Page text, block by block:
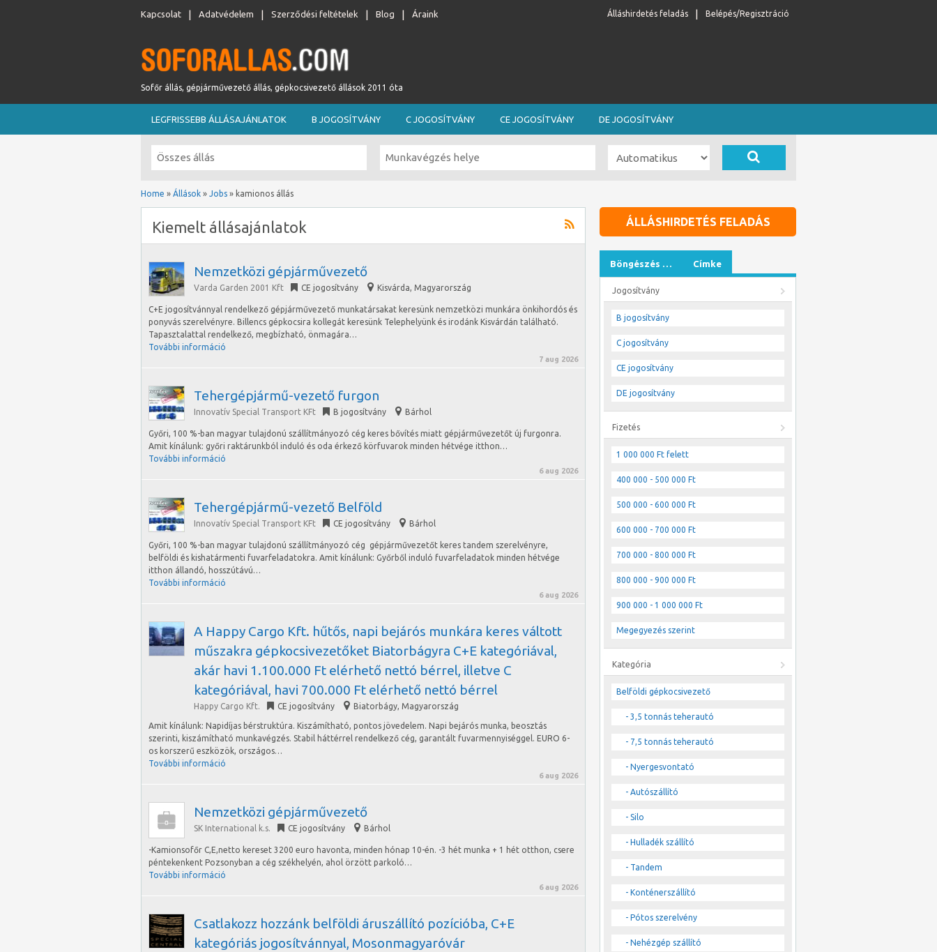
Kapcsolat Adatvédelem Szerződési feltételek Blog Áraink Belépés/Regisztráció
Álláshirdetés feladás
Sofőr állás, gépjárművezető állás, gépkocsivezető állások 2011 óta
LEGFRISSEBB ÁLLÁSAJÁNLATOK B JOGOSÍTVÁNY C JOGOSÍTVÁNY CE JOGOSÍTVÁNY DE JOGOSÍTVÁNY
Home » Állások » Jobs » kamionos állás
Kiemelt állásajánlatok
Nemzetközi gépjárművezető
Varda Garden 2001 Kft CE jogosítvány Kisvárda, Magyarország
C+E jogosítvánnyal rendelkező gépjárművezető munkatársakat keresünk nemzetközi munkára önkihordós és
ponyvás szerelvényre. Billencs gépkocsira kollegát keresünk Telephelyünk és irodánk Kisvárdán található.
Tapasztalattal rendelkező, megbízható, önmagára…
További információ
7 aug 2026
Tehergépjármű-vezető furgon
Innovatív Special Transport KFt B jogosítvány Bárhol
Győri, 100 %-ban magyar tulajdonú szállítmányozó cég keres bővítés miatt gépjárművezetőt új furgonra.
Amit kínálunk: győri raktárunkból induló és oda érkező körfuvarok minden hétvége itthon…
További információ
6 aug 2026
Tehergépjármű-vezető Belföld
Innovatív Special Transport KFt CE jogosítvány Bárhol
Győri, 100 %-ban magyar tulajdonú szállítmányozó cég gépjárművezetőt keres tandem szerelvényre,
belföldi és kishatármenti fuvarfeladatokra. Amit kínálunk: Győrből induló fuvarfeladatok minden hétvége
itthon állandó, hosszútávú…
További információ
6 aug 2026
A Happy Cargo Kft. hűtős, napi bejárós munkára keres váltott
műszakra gépkocsivezetőket Biatorbágyra C+E kategóriával,
akár havi 1.100.000 Ft elérhető nettó bérrel, illetve C
kategóriával, havi 700.000 Ft elérhető nettó bérrel
Happy Cargo Kft. CE jogosítvány Biatorbágy, Magyarország
Amit kínálunk: Napidíjas bérstruktúra. Kiszámítható, pontos jövedelem. Napi bejárós munka, beosztás
szerinti, kiszámítható munkavégzés. Stabil háttérrel rendelkező cég, garantált fuvarmennyiséggel. EURO 6-
os korszerű eszközök, országos…
További információ
6 aug 2026
Nemzetközi gépjárművezető
SK International k.s. CE jogosítvány Bárhol
-Kamionsofőr C,E,netto kereset 3200 euro havonta, minden hónap 10-én. -3 hét munka + 1 hét otthon, csere
péntekenkent Pozsonyban a cég székhelyén, ahol örzött parkoló…
További információ
6 aug 2026
Csatlakozz hozzánk belföldi áruszállító pozícióba, C+E
kategóriás jogosítvánnyal, Mosonmagyaróvár
ÁLLÁSHIRDETÉS FELADÁS
Böngészés … Címke
Jogosítvány
B jogosítvány
C jogosítvány
CE jogosítvány
DE jogosítvány
Fizetés
1 000 000 Ft felett
400 000 - 500 000 Ft
500 000 - 600 000 Ft
600 000 - 700 000 Ft
700 000 - 800 000 Ft
800 000 - 900 000 Ft
900 000 - 1 000 000 Ft
Megegyezés szerint
Kategória
Belföldi gépkocsivezető
- 3,5 tonnás teherautó
- 7,5 tonnás teherautó
- Nyergesvontató
- Autószállító
- Silo
- Hulladék szállító
- Tandem
- Konténerszállító
- Pótos szerelvény
- Nehézgép szállító